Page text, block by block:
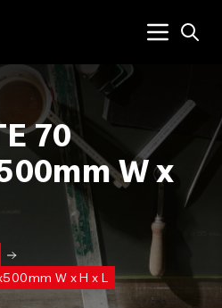
Menu
70
W x
W x H x L